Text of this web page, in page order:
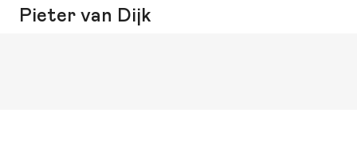
Pieter van Dijk